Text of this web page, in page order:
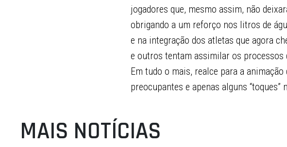
jogadores que, mesmo assim, não
obrigando a um reforço nos litros de
e na integração dos atletas que agora
e outros tentam assimilar os processos
Em tudo o mais, realce para a
preocupantes e apenas alguns
MAIS NOTÍCIAS